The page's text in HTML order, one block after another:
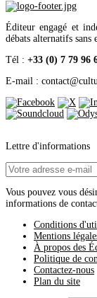
Août
Juin
Mai
Avril
Mars
2020(209)
Août
Juin
Mai
Avril
Mars
Éditeur engagé et
débats alternatifs
Tél : +33 (0) 7 79 96
E-mail : contact@
Lettre d'informations
Vous pouvez vous
informations de
Conditions
Mentions
À propos des
Politique de
Contactez-nous
Plan du site